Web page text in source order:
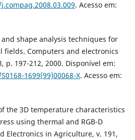
. Acesso em:
and shape analysis techniques for
fields. Computers and electronics
p. 197-212, 2000. Disponível em:
1699(99)00068-X. Acesso em:
the 3D temperature characteristics
using thermal and RGB-D
Electronics in Agriculture, v. 191,